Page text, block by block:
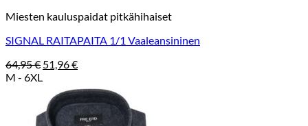
Miesten kauluspaidat pitkähihaiset
SIGNAL RAITAPAITA 1/1 Vaaleansininen
64,95€ Alkuperäinen
64,95 €.
51,96€Nykyinen
on:
51,96 €.
M - 6XL